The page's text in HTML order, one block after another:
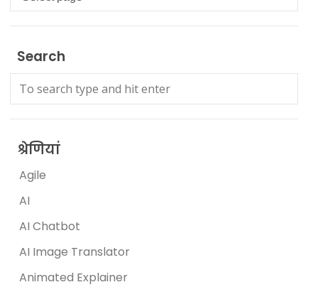
Search
श्रेणियां
Agile
AI
AI Chatbot
AI Image Translator
Animated Explainer